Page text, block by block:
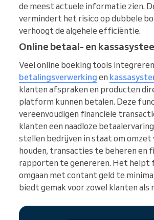
de meest actuele informatie zien.
vermindert het risico op dubbele
verhoogt de algehele efficiëntie.
Online betaal- en
Veel online boeking tools integreren
betalingsverwerking en
klanten afspraken en producten
platform kunnen betalen. Deze
vereenvoudigen financiële
klanten een naadloze
stellen bedrijven in staat om omzet
houden, transacties te beheren en
rapporten te genereren. Het helpt
omgaan met contant geld te
biedt gemak voor zowel klanten als